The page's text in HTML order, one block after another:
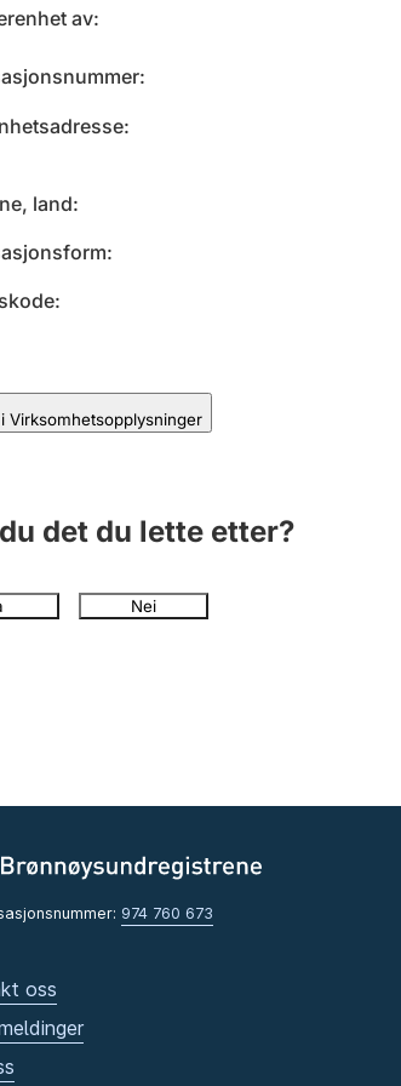
av
land
Virksomhetsopplysninger
det du lette etter?
Nei
974 760 673
oss